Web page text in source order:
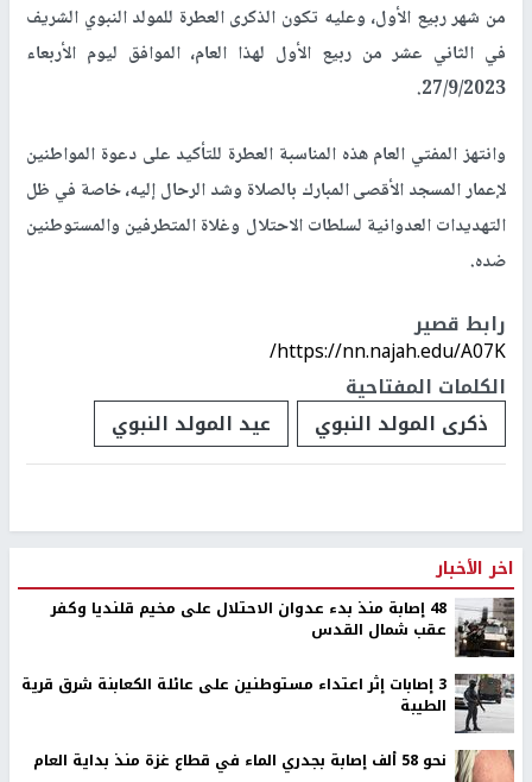
من شهر ربيع الأول، وعليه تكون الذكرى العطرة للمولد النبوي الشريف
في الثاني عشر من ربيع الأول لهذا العام، الموافق ليوم الأربعاء
27/9/2023.
وانتهز المفتي العام هذه المناسبة العطرة للتأكيد على دعوة المواطنين
لإعمار المسجد الأقصى المبارك بالصلاة وشد الرحال إليه، خاصة في ظل
التهديدات العدوانية لسلطات الاحتلال وغلاة المتطرفين والمستوطنين
ضده.
رابط قصير
https://nn.najah.edu/A07K/
الكلمات المفتاحية
ذكرى المولد النبوي
عيد المولد النبوي
اخر الأخبار
48 إصابة منذ بدء عدوان الاحتلال على مخيم قلنديا وكفر
عقب شمال القدس
‏3 إصابات إثر اعتداء مستوطنين على عائلة الكعابنة شرق قرية
الطيبة
نحو 58 ألف إصابة بجدري الماء في قطاع غزة منذ بداية العام